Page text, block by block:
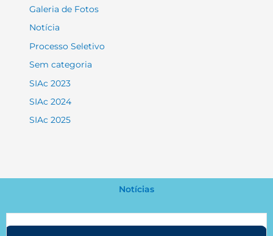
Galeria de Fotos
Notícia
Processo Seletivo
Sem categoria
SIAc 2023
SIAc 2024
SIAc 2025
Notícias